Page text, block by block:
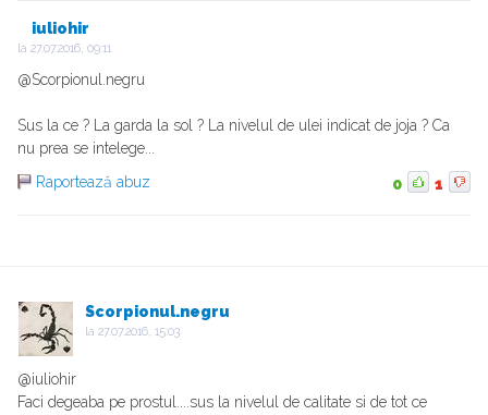
iuliohir
la 27.07.2016, 09:11
@Scorpionul.negru
Sus la ce ? La garda la sol ? La nivelul de ulei indicat de joja ? Ca
nu prea se intelege...
Raportează abuz
0 1
Scorpionul.negru
la 27.07.2016, 15:03
@iuliohir
Faci degeaba pe prostul....sus la nivelul de calitate si de tot ce